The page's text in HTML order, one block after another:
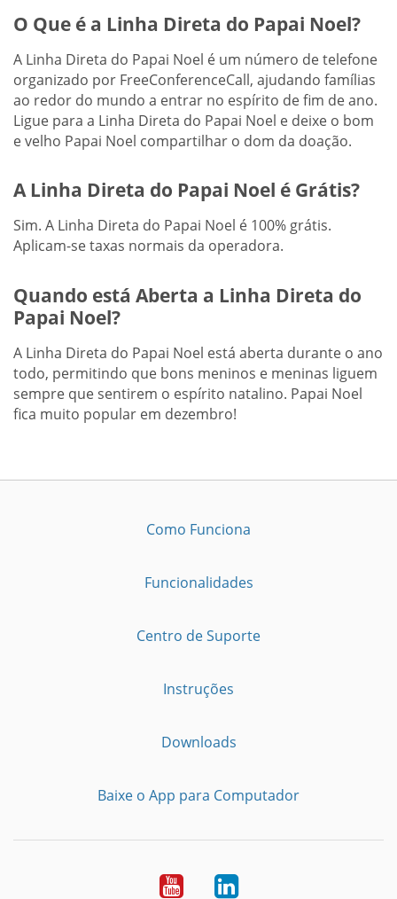
O Que é a Linha Direta do Papai Noel?
A Linha Direta do Papai Noel é um número de telefone
organizado por FreeConferenceCall, ajudando famílias
ao redor do mundo a entrar no espírito de fim de ano.
Ligue para a Linha Direta do Papai Noel e deixe o bom
e velho Papai Noel compartilhar o dom da doação.
A Linha Direta do Papai Noel é Grátis?
Sim. A Linha Direta do Papai Noel é 100% grátis.
Aplicam-se taxas normais da operadora.
Quando está Aberta a Linha Direta do
Papai Noel?
A Linha Direta do Papai Noel está aberta durante o ano
todo, permitindo que bons meninos e meninas liguem
sempre que sentirem o espírito natalino. Papai Noel
fica muito popular em dezembro!
Como Funciona
Funcionalidades
Centro de Suporte
Instruções
Downloads
Baixe o App para Computador
YoutubeLinkedIn